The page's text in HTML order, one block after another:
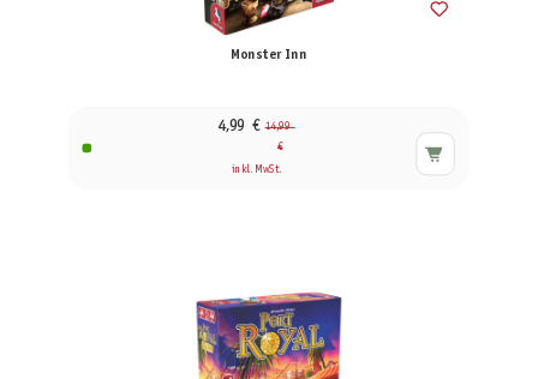
Monster Inn
4,99 € 14,99
€
inkl. MwSt.